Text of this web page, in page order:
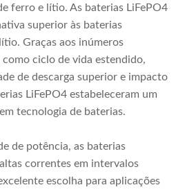
ferro e lítio. As baterias LiFePO4
superior às baterias
Graças aos inúmeros
ciclo de vida estendido,
de descarga superior e impacto
LiFePO4 estabeleceram um
tecnologia de baterias.
de potência, as baterias
correntes em intervalos
escolha para aplicações